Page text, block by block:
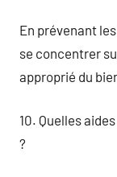
En prévenant
se concentrer
approprié du
10. Quelles
?